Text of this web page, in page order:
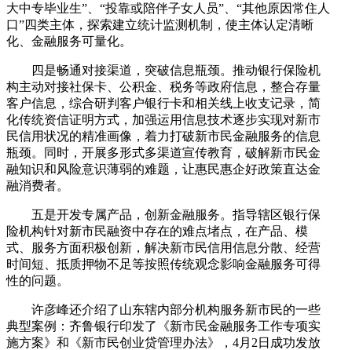
大中专毕业生”、“投靠或陪伴子女人员”、“其他原因常住人
口”四类主体，探索建立统计监测机制，使主体认定清晰
化、金融服务可量化。
四是畅通对接渠道，突破信息瓶颈。推动银行保险机
构主动对接社保卡、公积金、税务等政府信息，整合存量
客户信息，综合研判客户银行卡和相关线上收支记录，简
化传统资信证明方式，加强运用信息技术逐步实现对新市
民信用状况的精准画像，着力打破新市民金融服务的信息
瓶颈。同时，开展多形式多渠道宣传教育，破解新市民金
融知识和风险意识薄弱的难题，让惠民惠企好政策直达金
融消费者。
五是开发专属产品，创新金融服务。指导辖区银行保
险机构针对新市民融资中存在的难点堵点，在产品、模
式、服务方面积极创新，解决新市民信用信息分散、经营
时间短、抵质押物不足等按照传统观念影响金融服务可得
性的问题。
许彦峰还介绍了山东辖内部分机构服务新市民的一些
典型案例：齐鲁银行印发了《新市民金融服务工作专项实
施方案》和《新市民创业贷管理办法》，4月2日成功发放